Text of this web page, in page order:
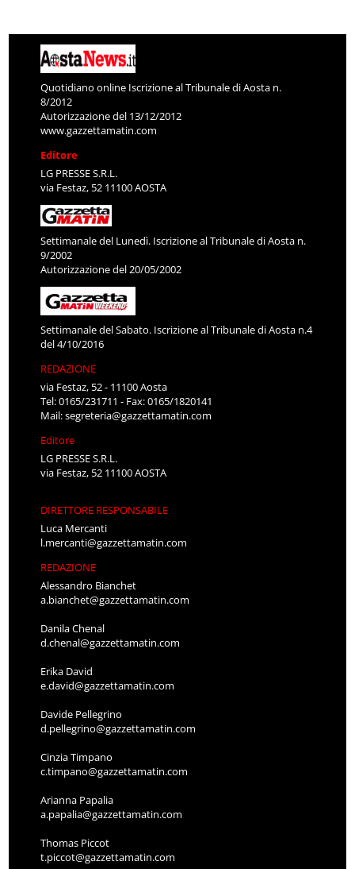
Quotidiano online Iscrizione al Tribunale di Aosta n.
8/2012
Autorizzazione del 13/12/2012
www.gazzettamatin.com
Editore
LG PRESSE S.R.L.
via Festaz, 52 11100 AOSTA
Settimanale del Lunedì. Iscrizione al Tribunale di Aosta n.
9/2002
Autorizzazione del 20/05/2002
Settimanale del Sabato. Iscrizione al Tribunale di Aosta n.4
del 4/10/2016
REDAZIONE
via Festaz, 52 - 11100 Aosta
Tel: 0165/231711 - Fax: 0165/1820141
Mail:segreteria@gazzettamatin.com
Editore
LG PRESSE S.R.L.
via Festaz, 52 11100 AOSTA
DIRETTORE RESPONSABILE
Luca Mercanti
l.mercanti@gazzettamatin.com
REDAZIONE
Alessandro Bianchet
a.bianchet@gazzettamatin.com
Danila Chenal
d.chenal@gazzettamatin.com
Erika David
e.david@gazzettamatin.com
Davide Pellegrino
d.pellegrino@gazzettamatin.com
Cinzia Timpano
c.timpano@gazzettamatin.com
Arianna Papalia
a.papalia@gazzettamatin.com
Thomas Piccot
t.piccot@gazzettamatin.com